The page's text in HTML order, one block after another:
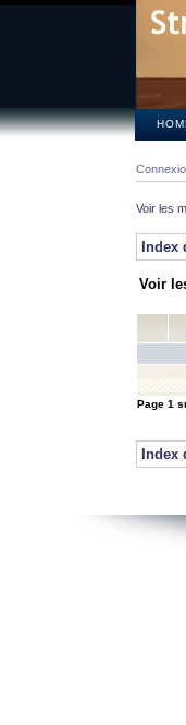
Voir les
Index
Voir
Page 1
Index